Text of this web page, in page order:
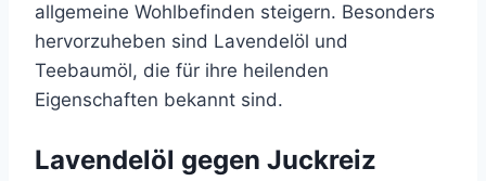
allgemeine Wohlbefinden steigern. Besonders
hervorzuheben sind Lavendelöl und
Teebaumöl, die für ihre heilenden
Eigenschaften bekannt sind.
Lavendelöl gegen Juckreiz